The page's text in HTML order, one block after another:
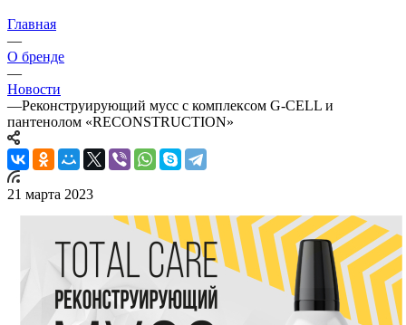
Главная
—
О бренде
—
Новости
—Реконструирующий мусс с комплексом G-CELL и
пантенолом «RECONSTRUCTION»
21 марта 2023